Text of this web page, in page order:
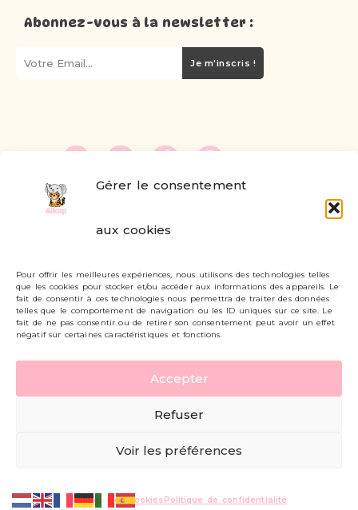
Gérer le consentement
aux cookies
Pour offrir les meilleures expériences, nous utilisons des technologies telles
que les cookies pour stocker et/ou accéder aux informations des appareils. Le
fait de consentir à ces technologies nous permettra de traiter des données
telles que le comportement de navigation ou les ID uniques sur ce site. Le
fait de ne pas consentir ou de retirer son consentement peut avoir un effet
négatif sur certaines caractéristiques et fonctions.
Accepter
Refuser
Voir les préférences
Politique de cookiesPolitique de confidentialité
Abonnez-vous à la newsletter :
Je m'inscris !
Livraisons et retours
Mon compte
Carte cadeau
Politique de confidentialité
Mentions légales - CGV
© AIKOP 2026, tous droits réservés.